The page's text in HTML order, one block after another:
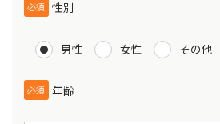
必須 性別
男性 女性 その他
必須 年齢